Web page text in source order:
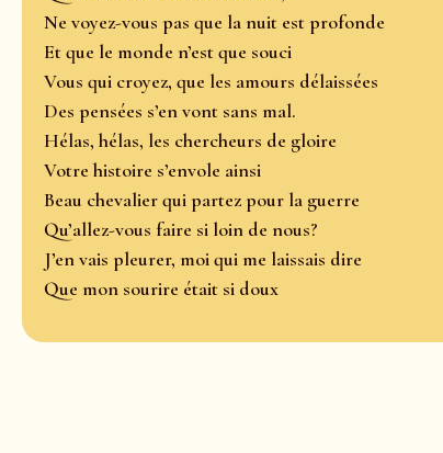
Ne voyez-vous pas que la nuit est profonde
Et que le monde n’est que souci
Vous qui croyez, que les amours délaissées
Des pensées s’en vont sans mal.
Hélas, hélas, les chercheurs de gloire
Votre histoire s’envole ainsi
Beau chevalier qui partez pour la guerre
Qu’allez-vous faire si loin de nous?
J’en vais pleurer, moi qui me laissais dire
Que mon sourire était si doux